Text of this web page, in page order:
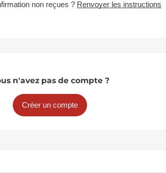
non reçues ? Renvoyer les instructions
n'avez pas de compte ?
Créer un compte